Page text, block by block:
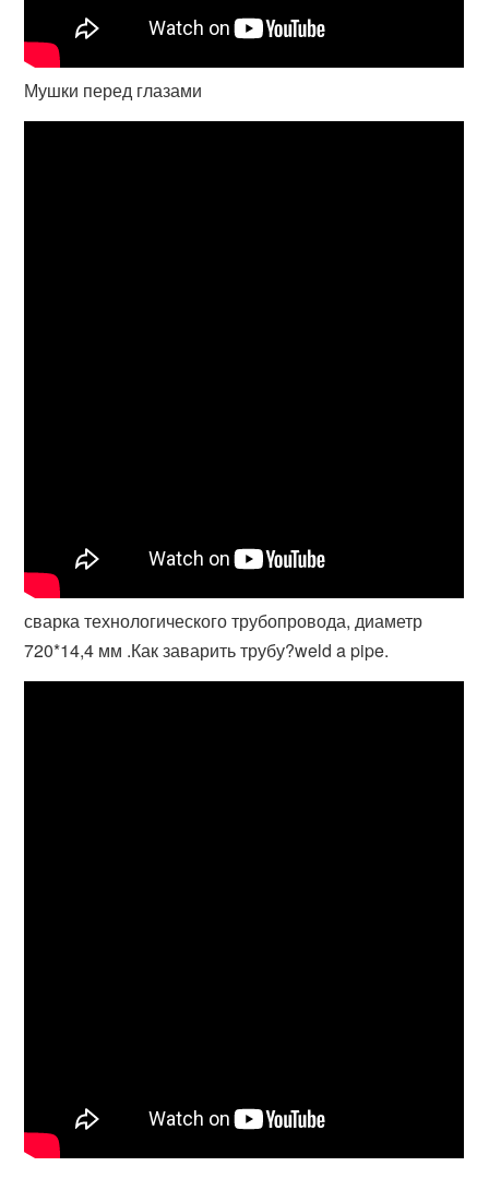
Мушки перед глазами
сварка технологического трубопровода, диаметр
720*14,4 мм .Как заварить трубу?weld a pipe.